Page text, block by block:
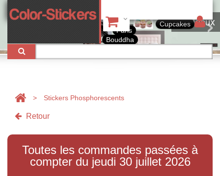
Tableaux
Bouddha
Paris
Cupcakes
> Stickers Phosphorescents
Retour
Toutes les commandes passées à
compter du jeudi 30 juillet 2026